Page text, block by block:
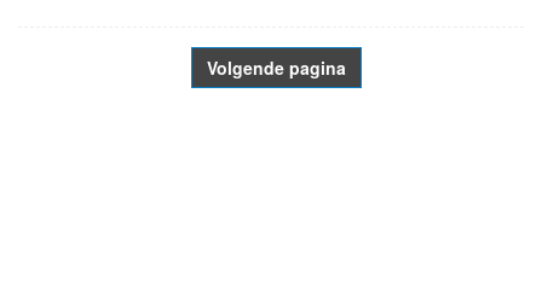
Volgende pagina